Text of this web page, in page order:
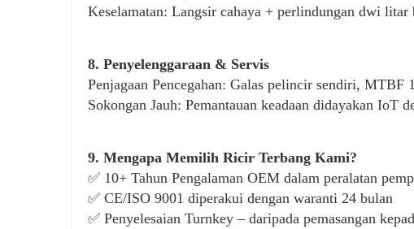
Keselamatan: Langsir cahaya + perlindungan dwi litar
8. Penyelenggaraan & Servis
Penjagaan Pencegahan: Galas pelincir sendiri, MTBF
Sokongan Jauh: Pemantauan keadaan didayakan IoT
9. Mengapa Memilih Ricir Terbang Kami?
✅ 10+ Tahun Pengalaman OEM dalam peralatan
✅ CE/ISO 9001 diperakui dengan waranti 24 bulan
✅ Penyelesaian Turnkey – daripada pemasangan